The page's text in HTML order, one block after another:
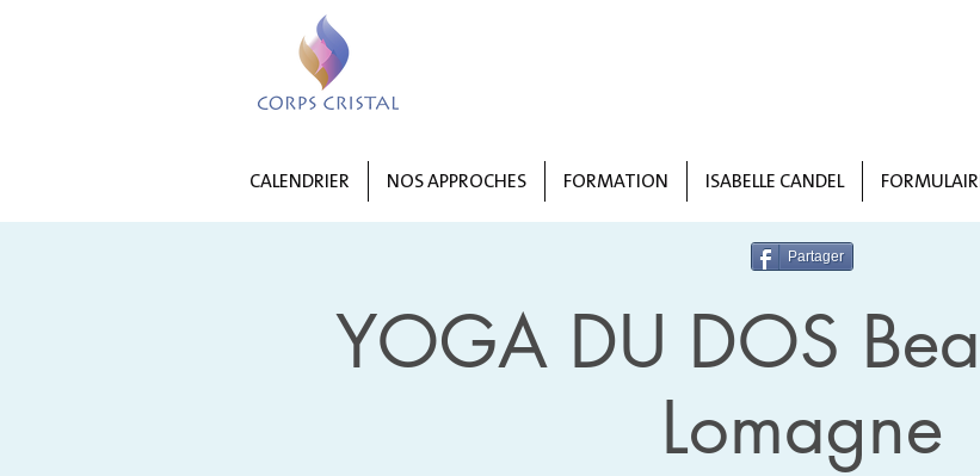
CALENDRIER NOS APPROCHES FORMATION ISABELLE CANDEL
YOGA DU DOS
Lomagne
Partager